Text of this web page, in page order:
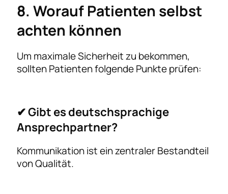
8. Worauf Patienten selbst
achten können
Um maximale Sicherheit zu bekommen,
sollten Patienten folgende Punkte prüfen:
✔ Gibt es deutschsprachige
Ansprechpartner?
Kommunikation ist ein zentraler Bestandteil
von Qualität.